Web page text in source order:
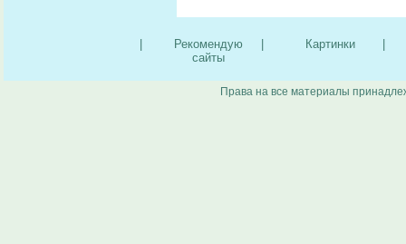
Рекомендую
сайты
Картинки
Права на все материалы